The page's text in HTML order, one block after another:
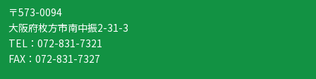
〒573-0094
大阪府枚方市南中振2-31-3
TEL： 072-831-7321
FAX： 072-831-7327